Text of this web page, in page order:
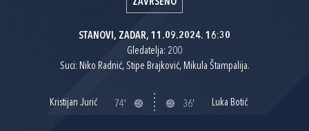
ZAVRŠENO
STANOVI, ZADAR, 11.09.2024. 16:30
Gledatelja: 200
Suci: Niko Radnić, Stipe Brajković, Mikula Štampalija.
Kristijan Jurić 74' 36' Luka Botić